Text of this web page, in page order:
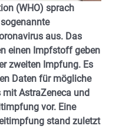
(WHO) sprach
aus. Das
einen Impfstoff geben
zweiten Impfung. Es
Daten für mögliche
AstraZeneca und
vor. Eine
stand zuletzt